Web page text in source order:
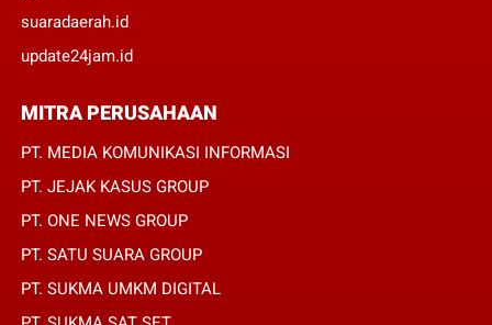
suaradaerah.id
update24jam.id
MITRA PERUSAHAAN
PT. MEDIA KOMUNIKASI INFORMASI
PT. JEJAK KASUS GROUP
PT. ONE NEWS GROUP
PT. SATU SUARA GROUP
PT. SUKMA UMKM DIGITAL